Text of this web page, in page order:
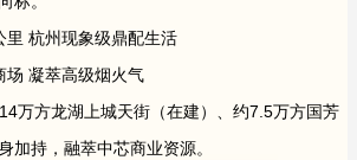
里 杭州现象级鼎配生活
场 凝萃高级烟火气
万方龙湖上城天街（在建）、约7.5万方国芳
加持，融萃中芯商业资源。